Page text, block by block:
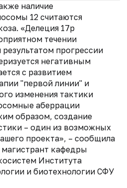
наличие
12 считаются
«Делеция 17р
течении
результатом прогрессии
негативным
с развитием
"первой линии" и
изменения тактики
аберрации
образом, создание
– один из возможных
проекта», – сообщила
кафедры
Института
и биотехнологии СФУ